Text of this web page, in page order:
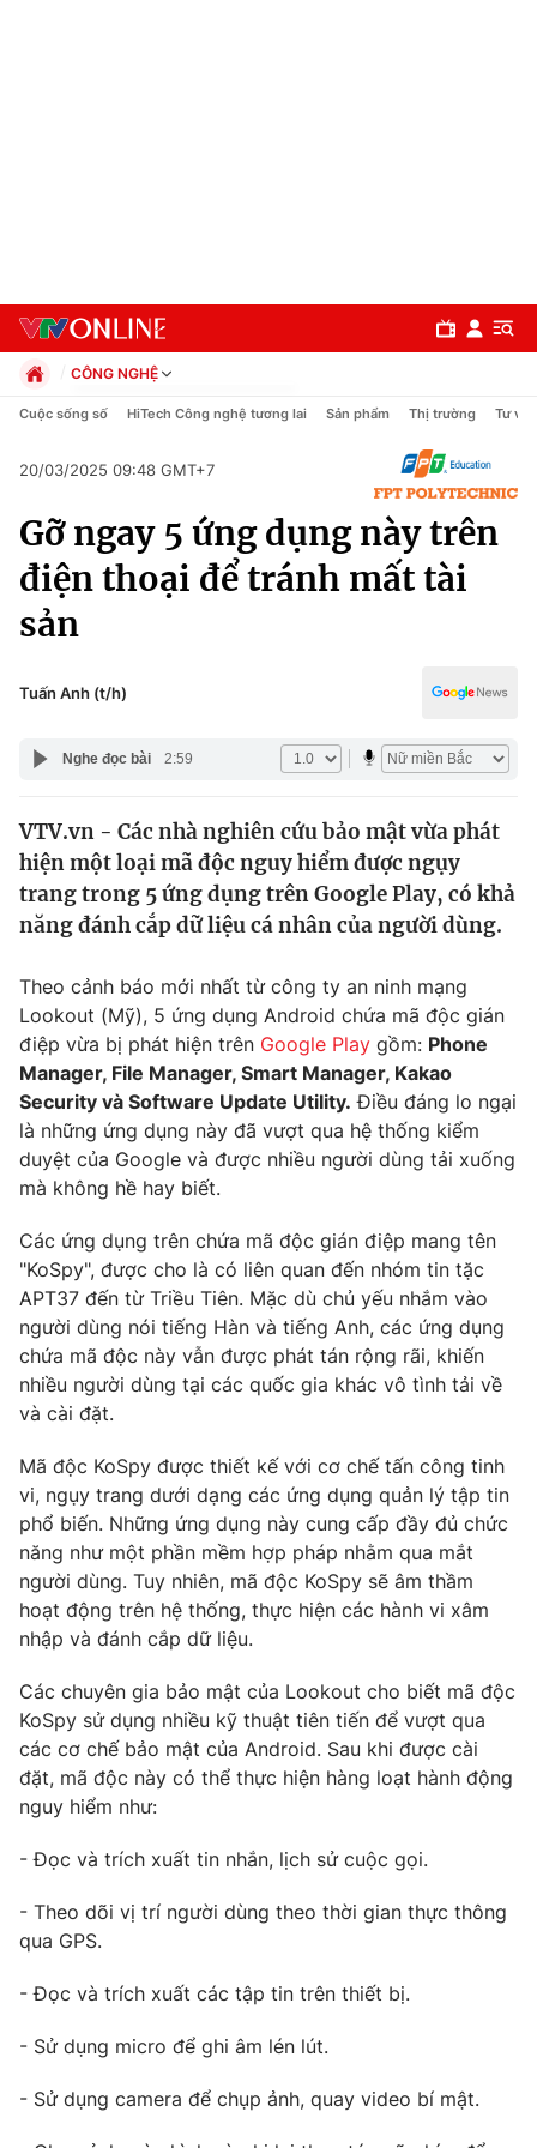
Chính trị
Xã hội
Pháp luật
Y tế
Thế giới
Tin tức
Thế giới đó đây
Kinh tế
Tài chính
Thị trường
Góc doanh nghiệp
Truyền hình
Phim VTV
Hậu trường
Nhân vật
Giải sao mai
Giải trí
Điện ảnh
Âm nhạc
Sao
Đời sống
Làm đẹp
Chất lượng cuộc sống
Giáo dục
Tuyển sinh
Học trực tuyến
Công nghệ
Hitech Công nghệ tương lai
Sản phẩm
Thị trường
Tư vấn
Giao lưu trực tuyến
Chuyên mục khác
Emagazine Podcast
Photo
Video Shorts video
VTV Money VTV Thể thao
VTV Sức khoẻ Bất động sản
Thị trường 24h Tấm lòng Việt
VTV4 Vươn mình bằng AI
Liên hệ tòa soạn
CÔNG NGHỆ
Chính trị
Pháp luật
Thể thao
Truyền hình
Văn hóa - Giải trí
Công nghệ
Cuộc sống số HiTech Công nghệ tương lai Sản phẩm Thị trường Tư vấn
20/03/2025 09:48 GMT+7
Gỡ ngay 5 ứng dụng này trên
điện thoại để tránh mất tài
sản
Tuấn Anh (t/h)
Nghe đọc bài 2:59
VTV.vn - Các nhà nghiên cứu bảo mật vừa phát
hiện một loại mã độc nguy hiểm được ngụy
trang trong 5 ứng dụng trên Google Play, có khả
năng đánh cắp dữ liệu cá nhân của người dùng.
Theo cảnh báo mới nhất từ công ty an ninh mạng
Lookout (Mỹ), 5 ứng dụng Android chứa mã độc gián
điệp vừa bị phát hiện trên Google Play gồm: Phone
Manager, File Manager, Smart Manager, Kakao
Security và Software Update Utility. Điều đáng lo ngại
là những ứng dụng này đã vượt qua hệ thống kiểm
duyệt của Google và được nhiều người dùng tải xuống
mà không hề hay biết.
Các ứng dụng trên chứa mã độc gián điệp mang tên
"KoSpy", được cho là có liên quan đến nhóm tin tặc
APT37 đến từ Triều Tiên. Mặc dù chủ yếu nhắm vào
người dùng nói tiếng Hàn và tiếng Anh, các ứng dụng
chứa mã độc này vẫn được phát tán rộng rãi, khiến
nhiều người dùng tại các quốc gia khác vô tình tải về
và cài đặt.
Mã độc KoSpy được thiết kế với cơ chế tấn công tinh
vi, ngụy trang dưới dạng các ứng dụng quản lý tập tin
phổ biến. Những ứng dụng này cung cấp đầy đủ chức
năng như một phần mềm hợp pháp nhằm qua mắt
người dùng. Tuy nhiên, mã độc KoSpy sẽ âm thầm
hoạt động trên hệ thống, thực hiện các hành vi xâm
nhập và đánh cắp dữ liệu.
Các chuyên gia bảo mật của Lookout cho biết mã độc
KoSpy sử dụng nhiều kỹ thuật tiên tiến để vượt qua
các cơ chế bảo mật của Android. Sau khi được cài
đặt, mã độc này có thể thực hiện hàng loạt hành động
nguy hiểm như:
- Đọc và trích xuất tin nhắn, lịch sử cuộc gọi.
- Theo dõi vị trí người dùng theo thời gian thực thông
qua GPS.
- Đọc và trích xuất các tập tin trên thiết bị.
- Sử dụng micro để ghi âm lén lút.
- Sử dụng camera để chụp ảnh, quay video bí mật.